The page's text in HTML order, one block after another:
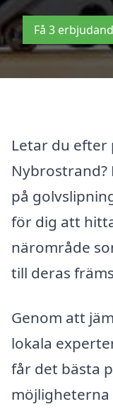
Få 3
Letar du efter
på
för dig att
närområde
till deras
Genom att
lokala
får det bästa